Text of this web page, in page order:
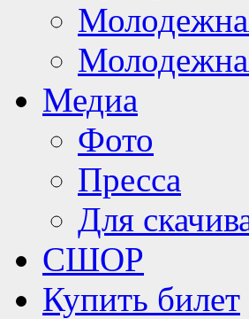
Медиа
Фото
Пресса
Для
СШОР
Купить билет